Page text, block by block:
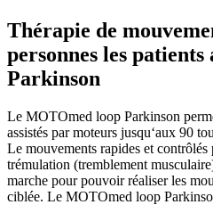
Thérapie de
personnes les patients
Parkinson
Le MOTOmed loop Parkinson
assistés par moteurs jusqu‘aux 90
Le mouvements rapides et
trémulation (tremblement
marche pour pouvoir réaliser les
ciblée. Le MOTOmed loop